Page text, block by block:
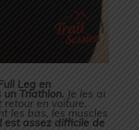
Leg en
Triathlon. Je les ai
en voiture.
les bas, les muscles
est assez difficile de